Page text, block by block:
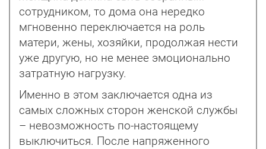
сотрудником, то дома она нередко
мгновенно переключается на роль
матери, жены, хозяйки, продолжая нести
уже другую, но не менее эмоционально
затратную нагрузку.
Именно в этом заключается одна из
самых сложных сторон женской службы
– невозможность по-настоящему
выключиться. После напряженного